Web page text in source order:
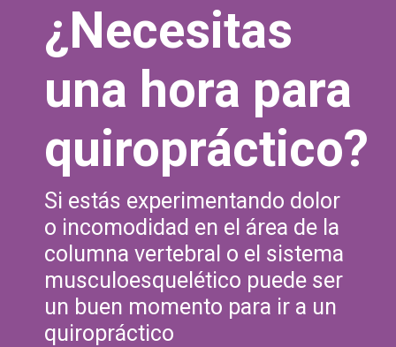
¿Necesitas
una hora para
quiropráctico?
Si estás experimentando dolor
o incomodidad en el área de la
columna vertebral o el sistema
musculoesquelético puede ser
un buen momento para ir a un
quiropráctico